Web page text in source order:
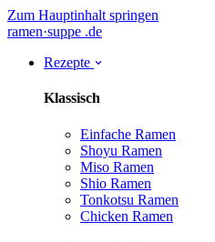
Zum Hauptinhalt springen
ramen·suppe .de
Rezepte
Klassisch
Einfache Ramen
Shoyu Ramen
Miso Ramen
Shio Ramen
Tonkotsu Ramen
Chicken Ramen